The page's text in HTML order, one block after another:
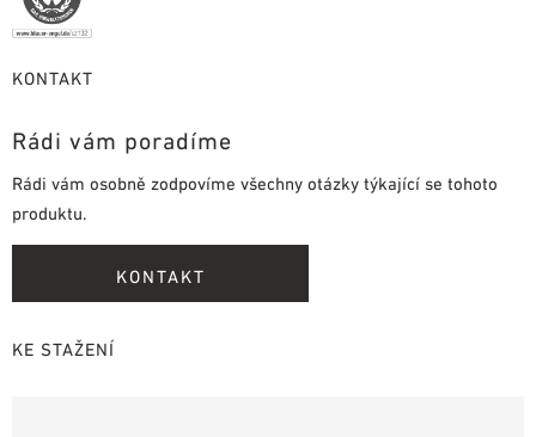
KONTAKT
Rádi vám poradíme
Rádi vám osobně zodpovíme všechny otázky týkající se tohoto
produktu.
KONTAKT
KE STAŽENÍ